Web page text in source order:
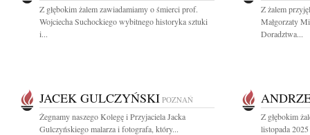
Z głębokim żalem zawiadamiamy o śmierci prof.
Wojciecha Suchockiego wybitnego historyka sztuki
i...
Z żalem
Małgorzaty
Doradztwa...
JACEK GULCZYŃSKI POZNAŃ
Żegnamy naszego Kolegę i Przyjaciela Jacka
Gulczyńskiego malarza i fotografa, który...
Z głębokim
listopada